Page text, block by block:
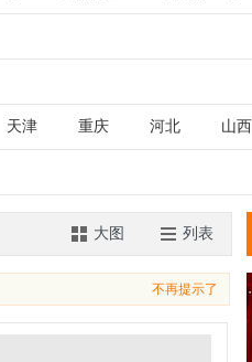
天津 重庆 河北 山西
台湾 香港 澳门
大图 列表
不再提示了